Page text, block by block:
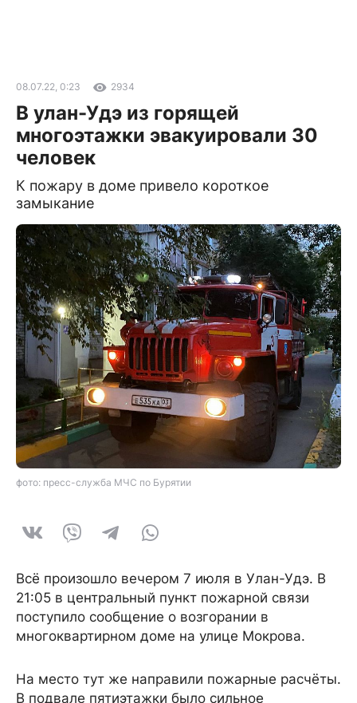
08.07.22, 0:23 2934
В улан-Удэ из горящей
многоэтажки эвакуировали 30
человек
К пожару в доме привело короткое
замыкание
фото: пресс-служба МЧС по Бурятии
Всё произошло вечером 7 июля в Улан-Удэ. В
21:05 в центральный пункт пожарной связи
поступило сообщение о возгорании в
многоквартирном доме на улице Мокрова.
На место тут же направили пожарные расчёты.
В подвале пятиэтажки было сильное